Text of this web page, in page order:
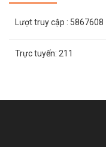
Lượt truy cập : 5867608
Trực tuyến: 211